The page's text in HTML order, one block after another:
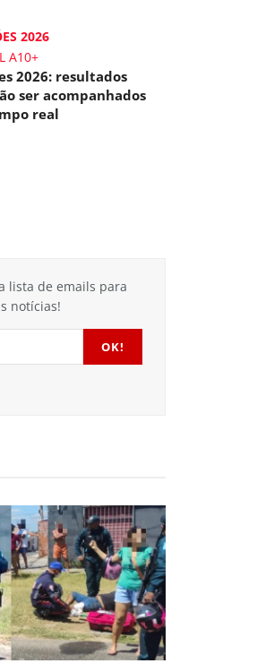
2026
A10+
2026: resultados
ser acompanhados
real
lista de emails para
notícias!